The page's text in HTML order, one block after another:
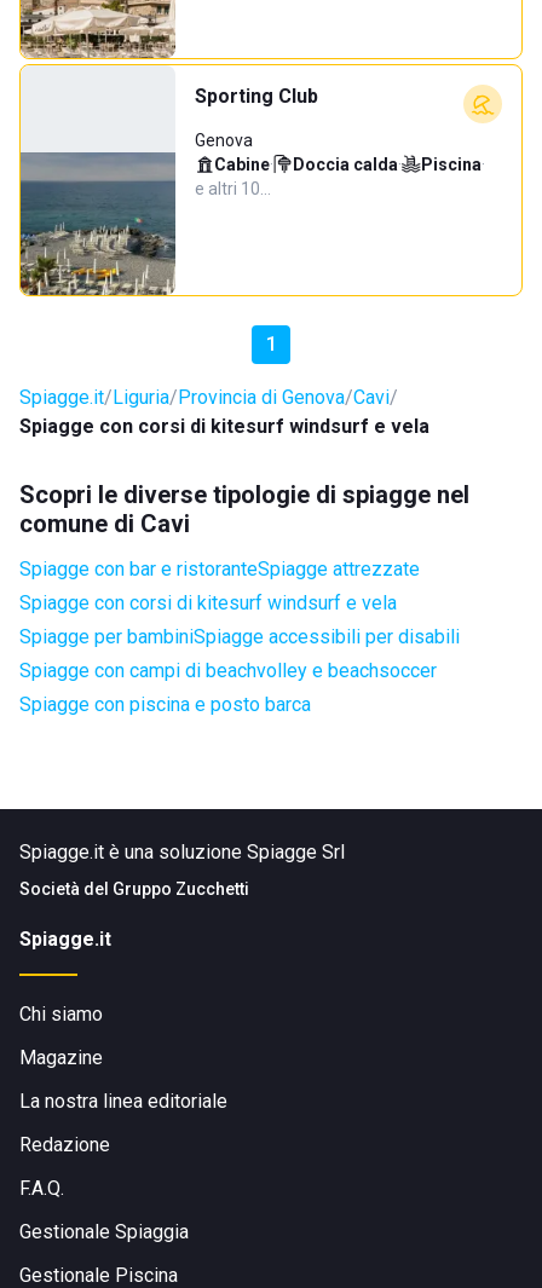
Sporting Club
Genova
Cabine· Doccia calda· Piscina·
e altri 10…
1
Spiagge.it Liguria Provincia di Genova Cavi
Spiagge con corsi di kitesurf windsurf e vela
Scopri le diverse tipologie di spiagge nel
comune di Cavi
Spiagge con bar e ristoranteSpiagge attrezzate
Spiagge con corsi di kitesurf windsurf e vela
Spiagge per bambiniSpiagge accessibili per disabili
Spiagge con campi di beachvolley e beachsoccer
Spiagge con piscina e posto barca
Spiagge.it è una soluzione Spiagge Srl
Società del Gruppo Zucchetti
Spiagge.it
Chi siamo
Magazine
La nostra linea editoriale
Redazione
F.A.Q.
Gestionale Spiaggia
Gestionale Piscina